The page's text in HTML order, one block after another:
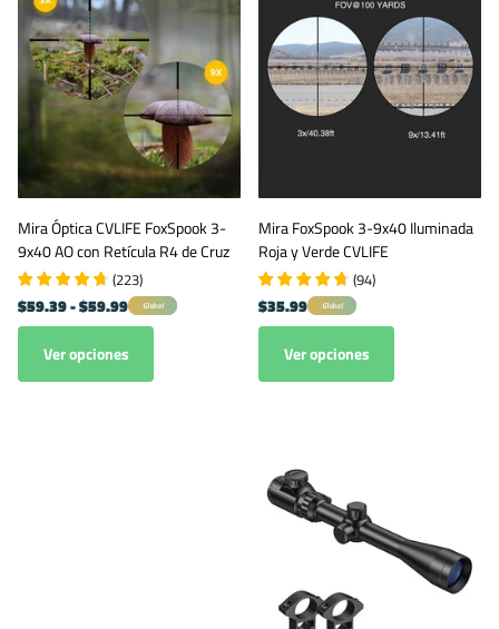
Mira Óptica CVLIFE FoxSpook 3-
9x40 AO con Retícula R4 de Cruz
(223)
$59.39- $59.99 Global
Ver opciones
Mira FoxSpook 3-9x40 Iluminada
Roja y Verde CVLIFE
(94)
$35.99 Global
Ver opciones